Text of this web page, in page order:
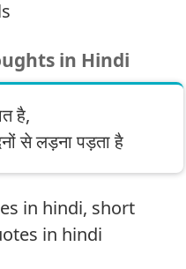
in Hindi
है,
से लड़ना पड़ता है